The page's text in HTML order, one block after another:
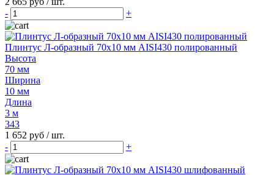
-
+
Плинтус Л-образный 70х10 мм AISI430 полированный
Высота
70 мм
Ширина
10 мм
Длина
3 м
343
1 652 руб / шт.
-
+